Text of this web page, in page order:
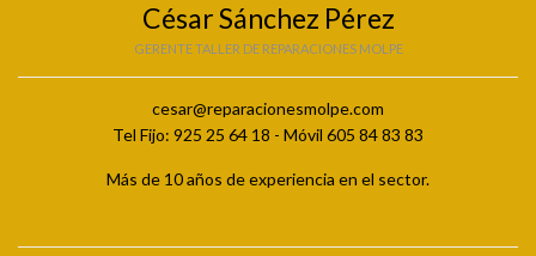
César Sánchez Pérez
GERENTE TALLER DE REPARACIONES MOLPE
cesar@reparacionesmolpe.com
Tel Fijo: 925 25 64 18 - Móvil 605 84 83 83
Más de 10 años de experiencia en el sector.